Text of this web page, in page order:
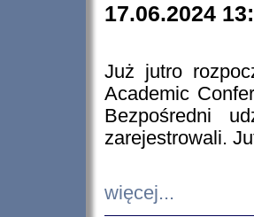
17.06.2024
Już jutro
Academic
Bezpośredni
zarejestrowali.
więcej...